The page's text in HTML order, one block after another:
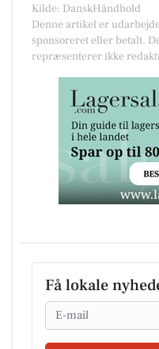
Kilde: DanskHåndbold
Denne artikel er
sponsoreret eller betalt.
repræsenterer ikke
Få lokale
Email